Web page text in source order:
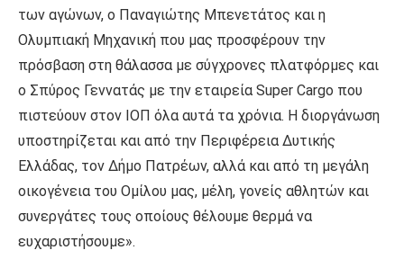
των αγώνων, ο Παναγιώτης Μπενετάτος και η
Ολυμπιακή Μηχανική που μας προσφέρουν την
πρόσβαση στη θάλασσα με σύγχρονες πλατφόρμες και
ο Σπύρος Γεννατάς με την εταιρεία Super Cargo που
πιστεύουν στον ΙΟΠ όλα αυτά τα χρόνια. Η διοργάνωση
υποστηρίζεται και από την Περιφέρεια Δυτικής
Ελλάδας, τον Δήμο Πατρέων, αλλά και από τη μεγάλη
οικογένεια του Ομίλου μας, μέλη, γονείς αθλητών και
συνεργάτες τους οποίους θέλουμε θερμά να
ευχαριστήσουμε».